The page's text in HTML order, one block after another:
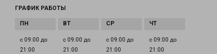
ГРАФИК РАБОТЫ
с 09:00 до
21:00
с 09:00 до
21:00
с 09:00 до
21:00
с 09:00 до
21:00